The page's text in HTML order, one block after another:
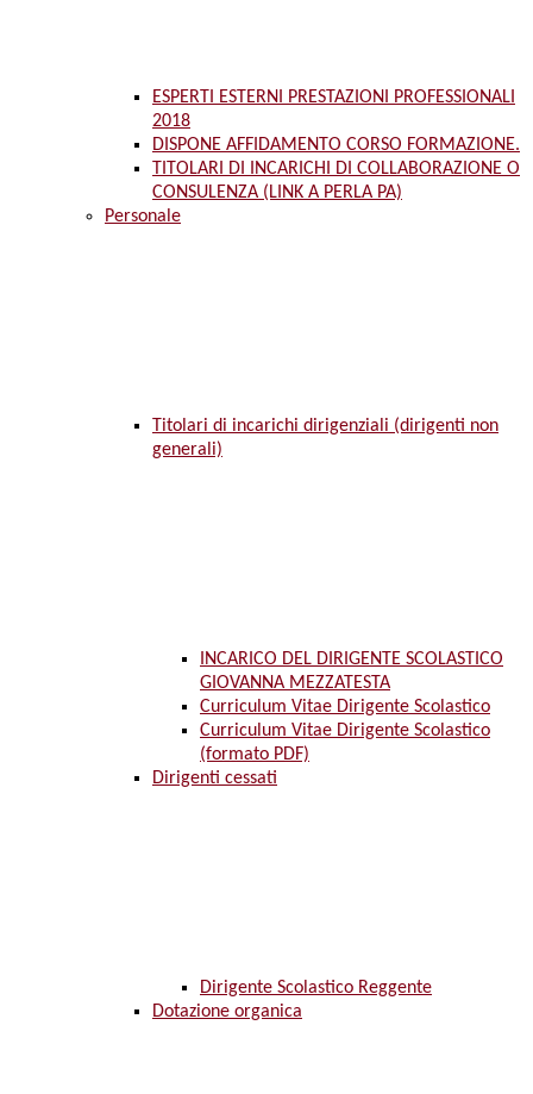
ESPERTI ESTERNI PRESTAZIONI PROFESSIONALI
2018
DISPONE AFFIDAMENTO CORSO FORMAZIONE.
TITOLARI DI INCARICHI DI COLLABORAZIONE O
CONSULENZA (LINK A PERLA PA)
Personale
Titolari di incarichi dirigenziali (dirigenti non
generali)
INCARICO DEL DIRIGENTE SCOLASTICO
GIOVANNA MEZZATESTA
Curriculum Vitae Dirigente Scolastico
Curriculum Vitae Dirigente Scolastico
(formato PDF)
Dirigenti cessati
Dirigente Scolastico Reggente
Dotazione organica